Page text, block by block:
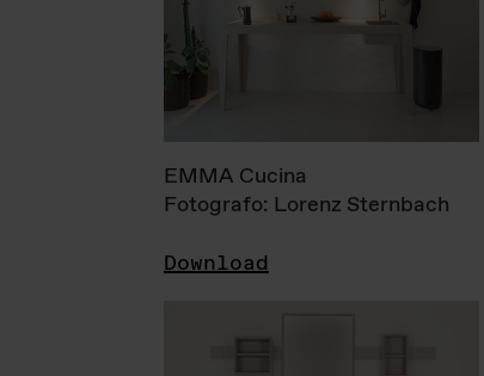
EMMA Cucina
Fotografo: Lorenz Sternbach
Download